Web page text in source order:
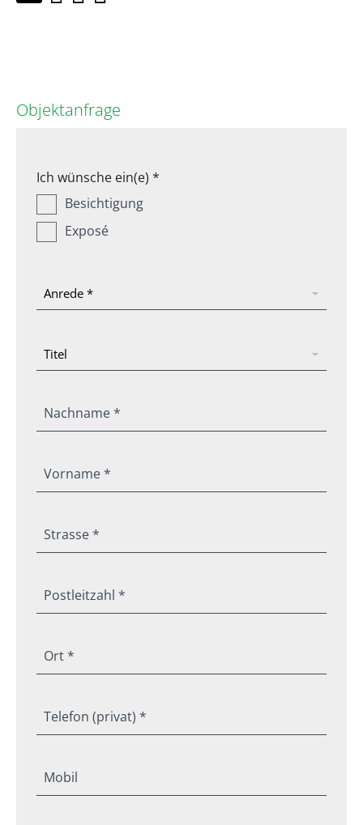
Objektanfrage
Ich wünsche ein(e) *
Besichtigung
Exposé
Nachname *
Vorname *
Strasse *
Postleitzahl *
Ort *
Telefon (privat) *
Mobil